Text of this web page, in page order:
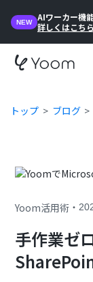
NEW
AIワーカー機
詳しくはこちら
トップ ブログ
Yoom活用術 ・
手作業ゼ